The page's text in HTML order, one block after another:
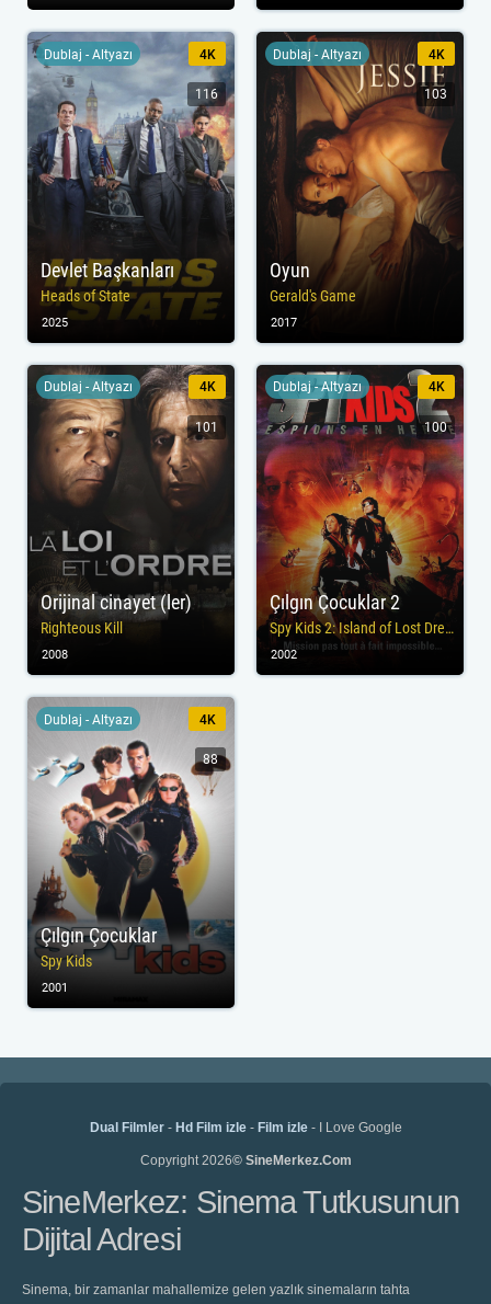
Devlet Başkanları
Heads of State
Dublaj - Altyazı 4K
116
2025
Oyun
Gerald's Game
Dublaj - Altyazı 4K
103
2017
Orijinal cinayet (ler)
Righteous Kill
Dublaj - Altyazı 4K
101
2008
Çılgın Çocuklar 2
Spy Kids 2: Island of Lost Dreams
Dublaj - Altyazı 4K
100
2002
Çılgın Çocuklar
Spy Kids
Dublaj - Altyazı 4K
88
2001
Dual Filmler- Hd Film izle- Film izle- I Love Google
Copyright 2026© SineMerkez.Com
SineMerkez: Sinema Tutkusunun
Dijital Adresi
Sinema, bir zamanlar mahallemize gelen yazlık sinemaların tahta